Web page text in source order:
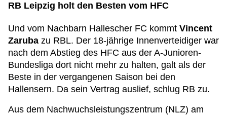
RB Leipzig holt den Besten vom HFC
Und vom Nachbarn Hallescher FC kommt Vincent
Zaruba zu RBL. Der 18-jährige Innenverteidiger war
nach dem Abstieg des HFC aus der A-Junioren-
Bundesliga dort nicht mehr zu halten, galt als der
Beste in der vergangenen Saison bei den
Hallensern. Da sein Vertrag auslief, schlug RB zu.
Aus dem Nachwuchsleistungszentrum (NLZ) am